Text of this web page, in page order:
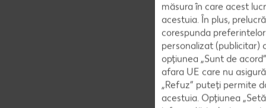
măsura în care acest
acestuia. În plus,
corespunda
personalizat (publicitar)
opțiunea „Sunt de
afara UE care nu
„Refuz” puteți permite
acestuia. Opțiunea